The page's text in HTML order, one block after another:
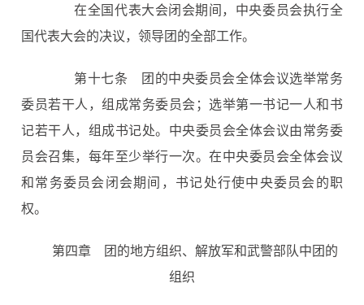
在全国代表大会闭会期间，中央委员会执行全
国代表大会的决议，领导团的全部工作。
第十七条 团的中央委员会全体会议选举常务
委员若干人，组成常务委员会；选举第一书记一人和书
记若干人，组成书记处。中央委员会全体会议由常务委
员会召集，每年至少举行一次。在中央委员会全体会议
和常务委员会闭会期间，书记处行使中央委员会的职
权。
第四章 团的地方组织、解放军和武警部队中团的
组织